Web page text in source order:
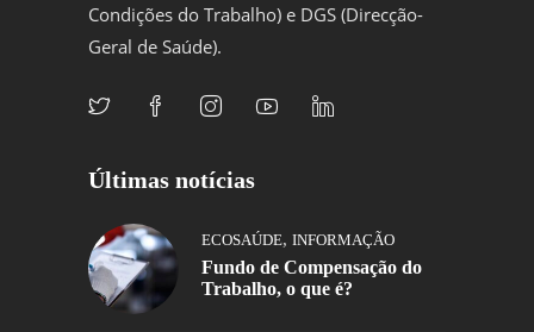
Condições do Trabalho) e DGS (Direcção-
Geral de Saúde).
Últimas notícias
ECOSAÚDE, INFORMAÇÃO
Fundo de Compensação do
Trabalho, o que é?